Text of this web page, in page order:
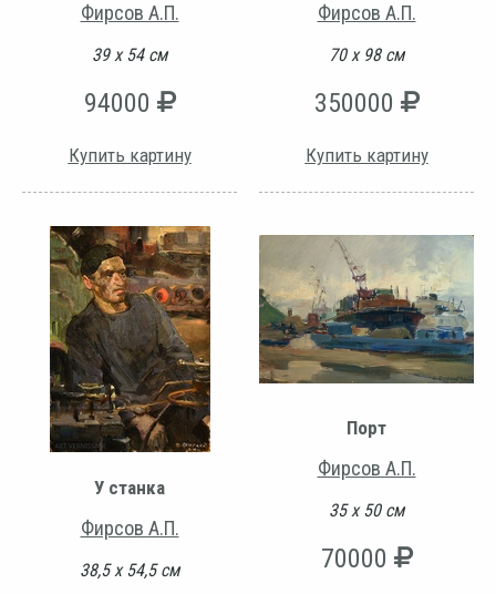
Фирсов А.П.
39 х 54 см
94000
Купить картину
Фирсов А.П.
70 х 98 см
350000
Купить картину
У станка
Фирсов А.П.
38,5 х 54,5 см
Порт
Фирсов А.П.
35 х 50 см
70000